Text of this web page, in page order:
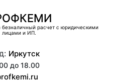
расчет с юридическими
лицами и ИП.
Иркутск
до 18.00